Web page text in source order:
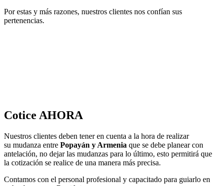
Por estas y más razones, nuestros clientes nos confían sus
pertenencias.
Cotice AHORA
Nuestros clientes deben tener en cuenta a la hora de realizar
su mudanza entre Popayán y Armenia que se debe planear con
antelación, no dejar las mudanzas para lo último, esto permitirá que
la cotización se realice de una manera más precisa.
Contamos con el personal profesional y capacitado para guiarlo en